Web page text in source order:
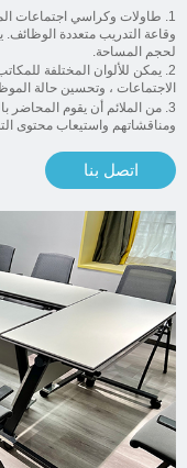
1. طاولات وكراسي اجتماعات
وقاعة التدريب متعددة
لحجم المساحة.
2. يمكن للألوان المختلفة
الاجتماعات ، وتحسين حالة
3. من الملائم أن يقوم
ومناقشاتهم واستيعاب محتوى
اتصل بنا